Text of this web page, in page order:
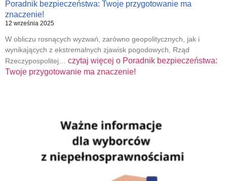
Poradnik bezpieczeństwa: Twoje przygotowanie ma
znaczenie!
12 września 2025
W obliczu rosnących wyzwań, zarówno geopolitycznych, jak i
wynikających z ekstremalnych zjawisk pogodowych, Rząd
Rzeczypospolitej… czytaj więcej o Poradnik bezpieczeństwa:
Twoje przygotowanie ma znaczenie!